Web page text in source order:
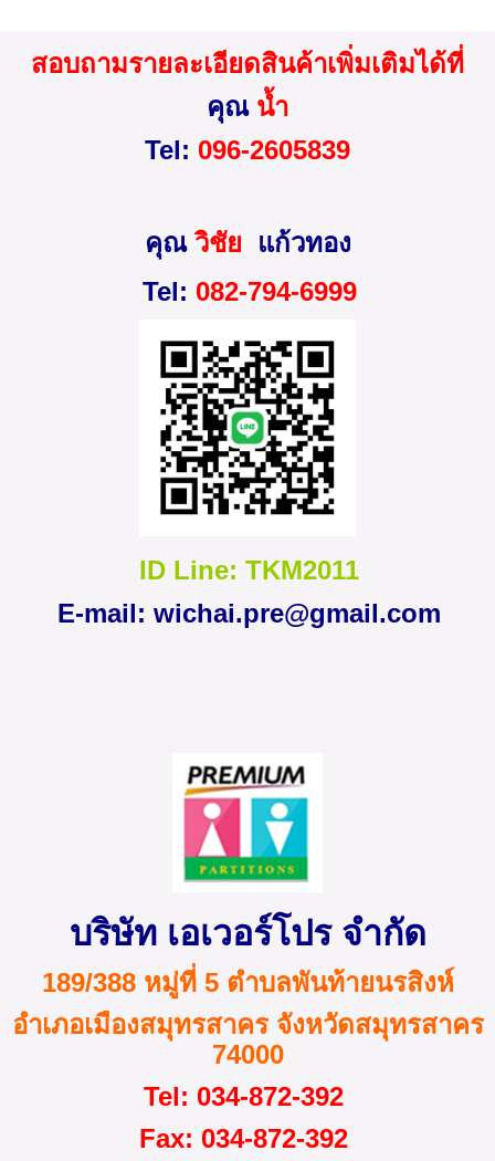
สอบถามรายละเอียดสินค้าเพิ่มเติมได้ที่
คุณน้ำ
Tel: 096-2605839
คุณวิชัย แก้วทอง
Tel: 082-794-6999
ID Line: TKM2011
E-mail: wichai.pre@gmail.com
บริษัท เอเวอร์โปร จำกัด
189/388 หมู่ที่ 5 ตำบลพันท้ายนรสิงห์
อำเภอเมืองสมุทรสาคร จังหวัดสมุทรสาคร
74000
Tel: 034-872-392
Fax: 034-872-392